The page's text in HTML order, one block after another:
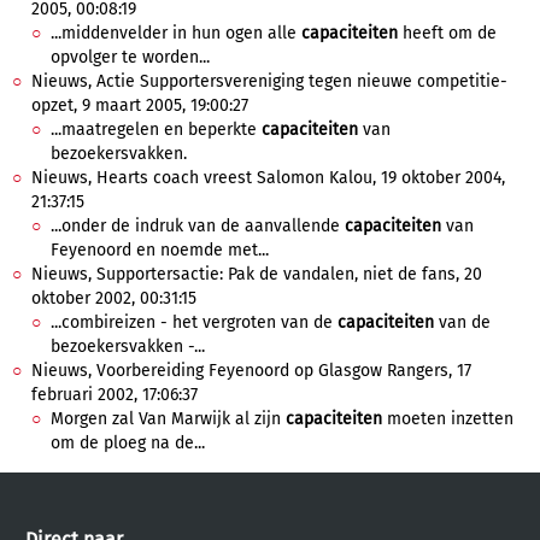
2005, 00:08:19
...middenvelder in hun ogen alle capaciteiten heeft om de
opvolger te worden...
Nieuws, Actie Supportersvereniging tegen nieuwe competitie-
opzet, 9 maart 2005, 19:00:27
...maatregelen en beperkte capaciteiten van
bezoekersvakken.
Nieuws, Hearts coach vreest Salomon Kalou, 19 oktober 2004,
21:37:15
...onder de indruk van de aanvallende capaciteiten van
Feyenoord en noemde met...
Nieuws, Supportersactie: Pak de vandalen, niet de fans, 20
oktober 2002, 00:31:15
...combireizen - het vergroten van de capaciteiten van de
bezoekersvakken -...
Nieuws, Voorbereiding Feyenoord op Glasgow Rangers, 17
februari 2002, 17:06:37
Morgen zal Van Marwijk al zijn capaciteiten moeten inzetten
om de ploeg na de...